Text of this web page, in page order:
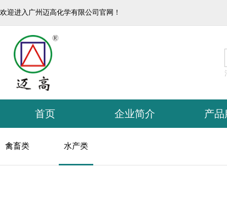
欢迎进入广州迈高化学有限公司官网！
首页 企业简介
迈高畜牧
产品
水
禽畜类 水产类